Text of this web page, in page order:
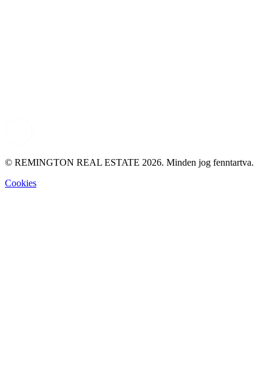
© REMINGTON REAL ESTATE 2026. Minden jog fenntartva.
Cookies